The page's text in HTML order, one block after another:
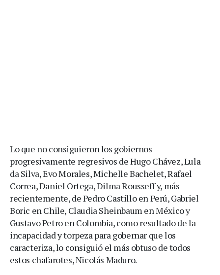
Lo que no consiguieron los gobiernos
progresivamente regresivos de Hugo Chávez, Lula
da Silva, Evo Morales, Michelle Bachelet, Rafael
Correa, Daniel Ortega, Dilma Rousseff y, más
recientemente, de Pedro Castillo en Perú, Gabriel
Boric en Chile, Claudia Sheinbaum en México y
Gustavo Petro en Colombia, como resultado de la
incapacidad y torpeza para gobernar que los
caracteriza, lo consiguió el más obtuso de todos
estos chafarotes, Nicolás Maduro.